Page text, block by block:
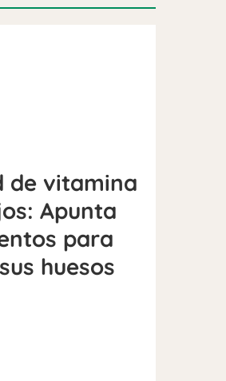
de vitamina
Apunta
para
huesos